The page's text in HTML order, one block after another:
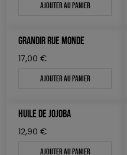
Ajouter au panier
GRANDIR RUE MONDE
17,00 €
Ajouter au panier
HUILE DE JOJOBA
12,90 €
Ajouter au panier